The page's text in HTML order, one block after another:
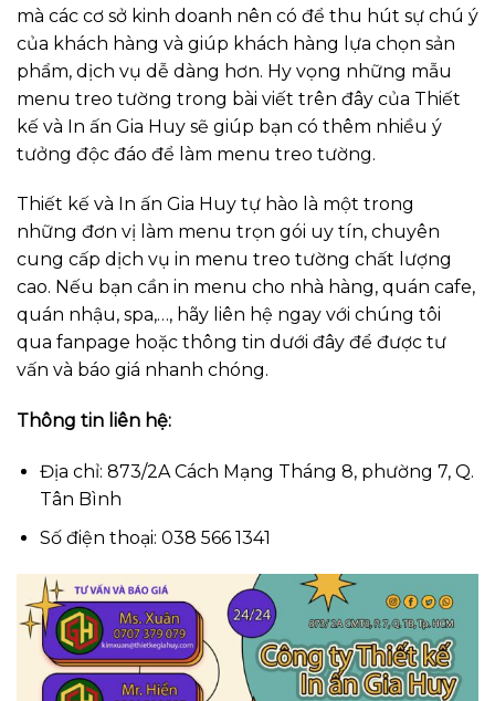
mà các cơ sở kinh doanh nên có để thu hút sự chú ý
của khách hàng và giúp khách hàng lựa chọn sản
phẩm, dịch vụ dễ dàng hơn. Hy vọng những mẫu
menu treo tường trong bài viết trên đây của Thiết
kế và In ấn Gia Huy sẽ giúp bạn có thêm nhiều ý
tưởng độc đáo để làm menu treo tường.
Thiết kế và In ấn Gia Huy tự hào là một trong
những đơn vị làm menu trọn gói uy tín, chuyên
cung cấp dịch vụ in menu treo tường chất lượng
cao. Nếu bạn cần in menu cho nhà hàng, quán cafe,
quán nhậu, spa,…, hãy liên hệ ngay với chúng tôi
qua fanpage hoặc thông tin dưới đây để được tư
vấn và báo giá nhanh chóng.
Thông tin liên hệ:
Địa chỉ: 873/2A Cách Mạng Tháng 8, phường 7, Q.
Tân Bình
Số điện thoại: 038 566 1341